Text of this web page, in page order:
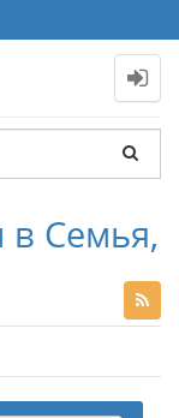
в Семья,